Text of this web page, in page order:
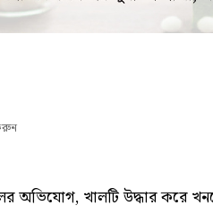
অভিযোগ, খালটি উদ্ধার করে